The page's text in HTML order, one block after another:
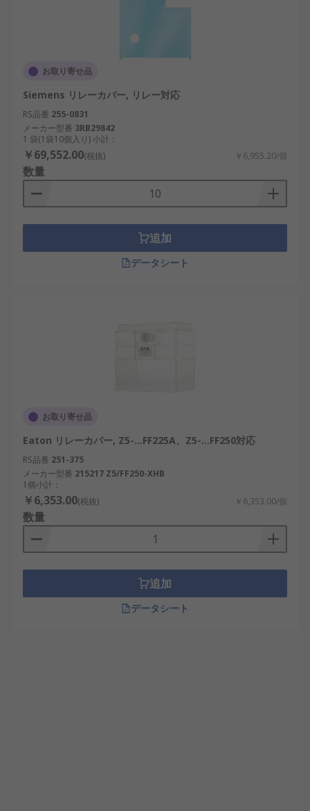
お取り寄せ品
Siemens リレーカバー, リレー対応
RS品番 255-0831
メーカー型番 3RB29842
1 袋(1袋10個入り) 小計：
￥69,552.00(税抜) ￥6,955.20/個
数量
追加
データシート
お取り寄せ品
Eaton リレーカバー, Z5-...FF225A、Z5-...FF250対応
RS品番 251-375
メーカー型番 215217 Z5/FF250-XHB
1個小計：
￥6,353.00(税抜) ￥6,353.00/個
数量
追加
データシート